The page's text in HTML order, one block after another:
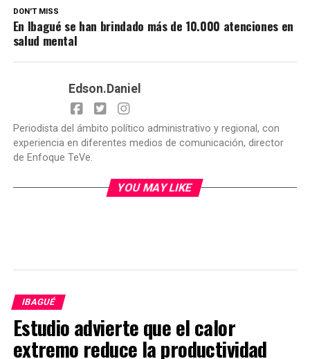
DON'T MISS
En Ibagué se han brindado más de 10.000 atenciones en
salud mental
Edson.Daniel
Periodista del ámbito político administrativo y regional, con
experiencia en diferentes medios de comunicación, director
de Enfoque TeVe.
YOU MAY LIKE
IBAGUÉ
Estudio advierte que el calor
extremo reduce la productividad